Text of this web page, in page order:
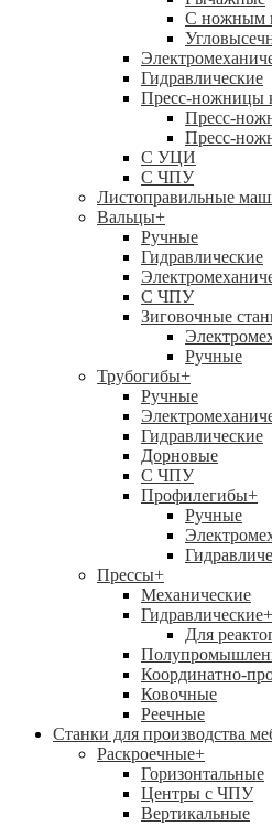
С ножным
Гидравлические
Пресс-ножницы
Пресс-
Пресс-
С УЦИ
С ЧПУ
Листоправильные
Вальцы+
Ручные
Гидравлические
С ЧПУ
Зиговочные
Ручные
Трубогибы+
Ручные
Гидравлические
Дорновые
С ЧПУ
Профилегибы+
Ручные
Прессы+
Механические
Гидравлические+
Для
Координатно-
Ковочные
Реечные
Станки для производства
Раскроечные+
Горизонтальные
Центры с ЧПУ
Вертикальные